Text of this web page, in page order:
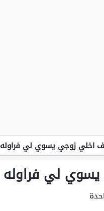
اخلي زوجي يسوي لي فراوله
لي فراوله